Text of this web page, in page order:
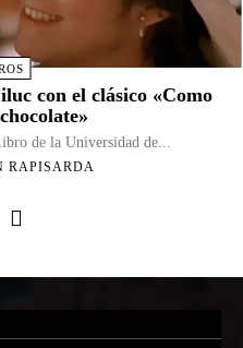
con el clásico «Como
de la Universidad de...
RAPISARDA